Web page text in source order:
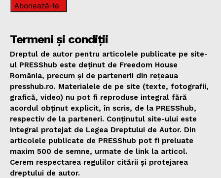
Abonează-te
Termeni și condiții
Dreptul de autor pentru articolele publicate pe site-
ul PRESShub este deținut de Freedom House
România, precum și de partenerii din rețeaua
presshub.ro. Materialele de pe site (texte, fotografii,
grafică, video) nu pot fi reproduse integral fără
acordul obținut explicit, în scris, de la PRESShub,
respectiv de la parteneri. Conținutul site-ului este
integral protejat de Legea Dreptului de Autor. Din
articolele publicate de PRESShub pot fi preluate
maxim 500 de semne, urmate de link la articol.
Cerem respectarea regulilor citării și protejarea
dreptului de autor.